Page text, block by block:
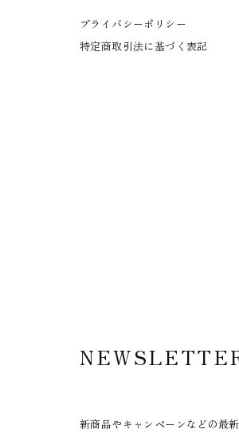
プライバシーポリシー
特定商取引法に基づく表記
新商品やキャンペーンなどの最